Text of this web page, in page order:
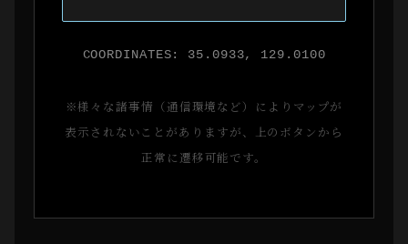
COORDINATES: 35.0933, 129.0100
※様々な諸事情（通信環境など）によりマップが
表示されないことがありますが、上のボタンから
正常に遷移可能です。